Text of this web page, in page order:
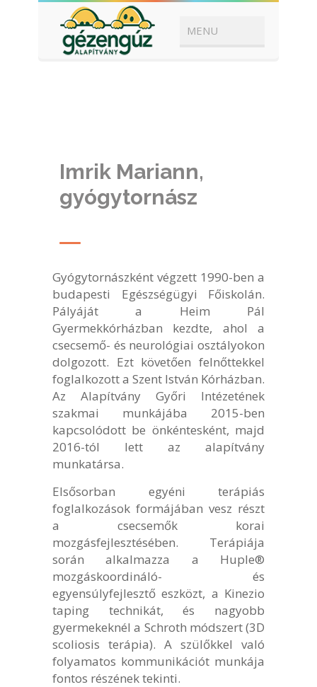
Imrik Mariann,
gyógytornász
Gyógytornászként végzett 1990-ben a
budapesti Egészségügyi Főiskolán.
Pályáját a Heim Pál
Gyermekkórházban kezdte, ahol a
csecsemő- és neurológiai osztályokon
dolgozott. Ezt követően felnőttekkel
foglalkozott a Szent István Kórházban.
Az Alapítvány Győri Intézetének
szakmai munkájába 2015-ben
kapcsolódott be önkéntesként, majd
2016-tól lett az alapítvány
munkatársa.
Elsősorban egyéni terápiás
foglalkozások formájában vesz részt
a csecsemők korai
mozgásfejlesztésében. Terápiája
során alkalmazza a Huple®
mozgáskoordináló- és
egyensúlyfejlesztő eszközt, a Kinezio
taping technikát, és nagyobb
gyermekeknél a Schroth módszert (3D
scoliosis terápia). A szülőkkel való
folyamatos kommunikációt munkája
fontos részének tekinti.